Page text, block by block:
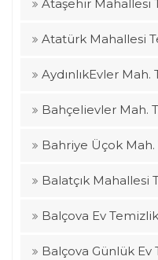
Ataşehir Mahallesi
Atatürk Mahallesi
AydınlıkEvler
Bahçelievler Mah.
Bahriye Üçok
Balatçık Mahallesi
Balçova Ev
Balçova Günlük Ev